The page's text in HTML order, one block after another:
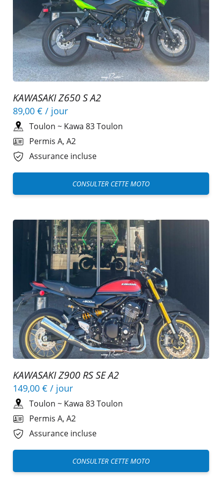
KAWASAKI Z650 S A2
89,00 € / jour
Toulon ~ Kawa 83 Toulon
Permis A, A2
Assurance incluse
CONSULTER CETTE MOTO
KAWASAKI Z900 RS SE A2
149,00 € / jour
Toulon ~ Kawa 83 Toulon
Permis A, A2
Assurance incluse
CONSULTER CETTE MOTO